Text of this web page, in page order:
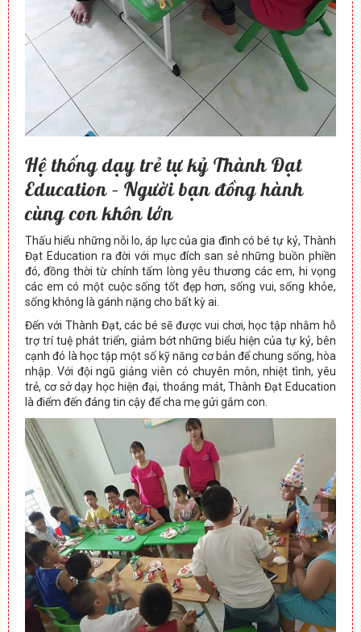
Hệ thống dạy trẻ tự kỷ Thành Đạt
Education – Người bạn đồng hành
cùng con khôn lớn
Thấu hiểu những nỗi lo, áp lực của gia đình có bé tự kỷ, Thành
Đạt Education ra đời với mục đích san sẻ những buồn phiền
đó, đồng thời từ chính tấm lòng yêu thương các em, hi vọng
các em có một cuộc sống tốt đẹp hơn, sống vui, sống khỏe,
sống không là gánh nặng cho bất kỳ ai.
Đến với Thành Đạt, các bé sẽ được vui chơi, học tập nhằm hỗ
trợ trí tuệ phát triển, giảm bớt những biểu hiện của tự kỷ, bên
cạnh đó là học tập một số kỹ năng cơ bản để chung sống, hòa
nhập. Với đội ngũ giảng viên có chuyên môn, nhiệt tình, yêu
trẻ, cơ sở dạy học hiện đại, thoáng mát, Thành Đạt Education
là điểm đến đáng tin cậy để cha mẹ gửi gắm con.